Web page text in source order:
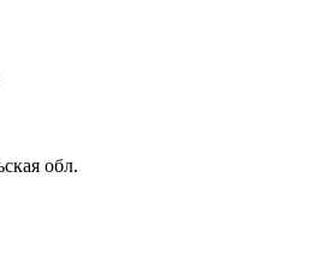
обл.